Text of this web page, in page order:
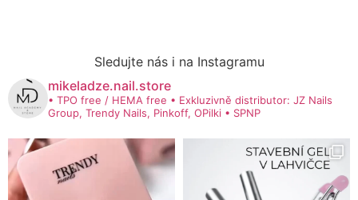
Sledujte nás i na Instagramu
mikeladze.nail.store
• TPO free / HEMA free • Exkluzivně distributor: JZ Nails
Group, Trendy Nails, Pinkoff, OPilki • SPNP